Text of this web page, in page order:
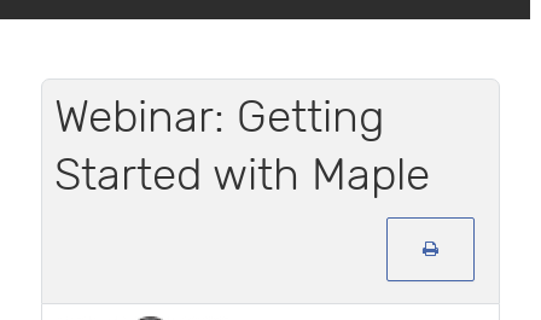
Webinar: Getting
Started with Maple